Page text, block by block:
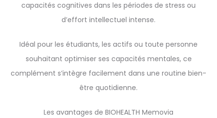
capacités cognitives dans les périodes de stress ou
d’effort intellectuel intense.
Idéal pour les étudiants, les actifs ou toute personne
souhaitant optimiser ses capacités mentales, ce
complément s’intègre facilement dans une routine bien-
être quotidienne.
Les avantages de BIOHEALTH Memovia